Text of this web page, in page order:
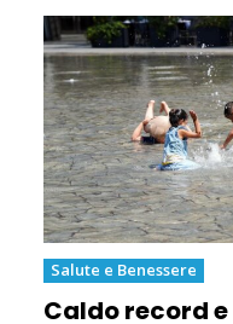
Salute e Benessere
Caldo record